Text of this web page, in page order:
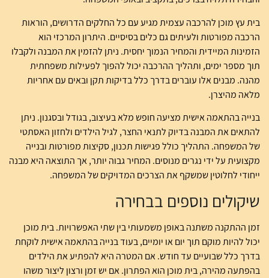
בית עץ מוכן להרכבה עצמית מגיע עם כל החלקים הדרושים, הוראות
הרכבה מפורטות ולעיתים גם כלים בסיסיים. היתרון המרכזי הוא
הזמינות המיידית והמחיר הנמוך יחסית. ניתן להזמין את המבנה ולקבלו
תוך מספר ימים, ותהליך ההרכבה יכול להפוך לפעילות משפחתית
מהנה. מבנים אלו עוברים בדרך כלל בדיקות תקן ובאים עם אחריות
מלאה מהיצרן.
בנייה בהתאמה אישית מציעה חופש מלא בעיצוב, בגודל ובסגנון. ניתן
להתאים את המבנה בדיוק לתנאי החצר, לגיל הילדים ולחזון האסתטי
של המשפחה. התהליך כולל פגישות תכנון, סקיצות מפורטות ובנייה
מקצועית על ידי נגרים מנוסים. המחיר גבוה יותר, אך התוצאה היא מבנה
ייחודי לחלוטין שמשקף את הצרכים המדויקים של המשפחה.
שיקולים נוספים בבחירה
זמן ההתקנה משתנה באופן משמעותי בין שתי האפשרויות. בית מוכן
יכול להיות מוקם תוך יום או יומיים, בעוד בנייה בהתאמה אישית לוקחת
בדרך כלל שבועיים עד חודש. אם המטרה היא להפתיע את הילדים
בהפתעה מהירה, בית מוכן הוא הפתרון. אם יש זמן ורצון ליצור משהו